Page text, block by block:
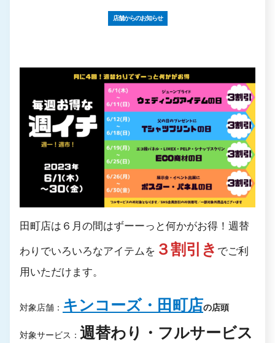
店舗からのお知らせ
田町店は６月の間はずーーっと何かがお得！週替
わりでいろいろなアイテムを ３割引き でご利
用いただけます。
対象店舗： キンコーズ・田町店の店頭
対象サービス： 週替わり・フルサービス